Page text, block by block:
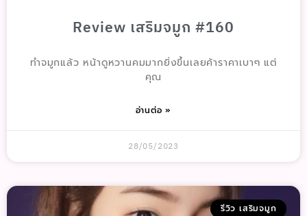
Review เสริมจมูก #160
ทำจมูกแล้ว หน้าดูหวานคมมากยิ่งขึ้นเลยค้าราคาเบาๆ แต่
คุณ
อ่านต่อ »
28/05/2023
รีวิว เสริมจมูก